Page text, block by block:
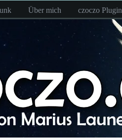
Über mich czoczo Plugin